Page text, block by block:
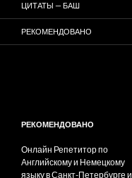
ЦИТАТЫ — БАШ
РЕКОМЕНДОВАНО
РЕКОМЕНДОВАНО
Онлайн Репетитор по
Английскому и Немецкому
языку в Санкт-Петербурге и